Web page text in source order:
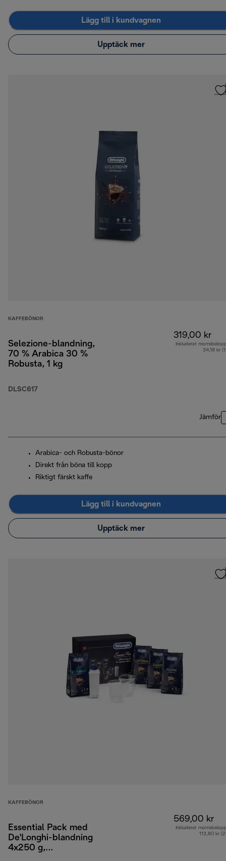
Lägg till i kundvagnen
Upptäck mer
KAFFEBÖNOR
Selezione-blandning,
70 % Arabica 30 %
Robusta, 1 kg
DLSC617
319,00 kr
Inkluderat
34,18 kr
Jämför
Arabica- och Robusta-bönor
Direkt från böna till kopp
Riktigt färskt kaffe
Lägg till i kundvagnen
Upptäck mer
KAFFEBÖNOR
Essential Pack med
De'Longhi-blandning
4x250 g,
569,00 kr
Inkluderat
113,80 kr